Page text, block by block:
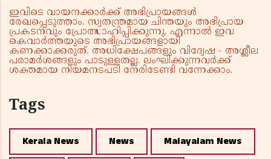
ഇവിടെ വായനക്കാർക്ക് അഭിപ്രായങ്ങൾ
രേഖപ്പെടുത്താം. സ്വതന്ത്രമായ ചിന്തയും അഭിപ്രായ
പ്രകടനവും പ്രോത്സാഹിപ്പിക്കുന്നു. എന്നാൽ ഇവ
കെവാർത്തയുടെ അഭിപ്രായങ്ങളായി
കണക്കാക്കരുത്. അധിക്ഷേപങ്ങളും വിദ്വേഷ - അശ്ലീല
പരാമർശങ്ങളും പാടുള്ളതല്ല. ലംഘിക്കുന്നവർക്ക്
ശക്തമായ നിയമനടപടി നേരിടേണ്ടി വന്നേക്കാം.
Tags
Kerala News News Malayalam News